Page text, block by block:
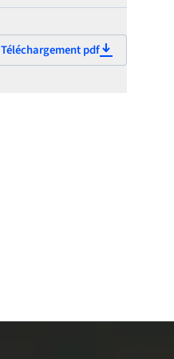
Téléchargement pdf